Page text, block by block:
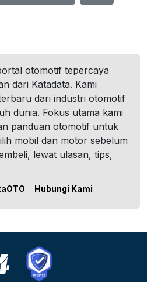
otomotif tepercaya
dari Katadata. Kami
dari industri otomotif
dunia. Fokus utama kami
panduan otomotif untuk
mobil dan motor sebelum
lewat ulasan, tips,
Hubungi Kami